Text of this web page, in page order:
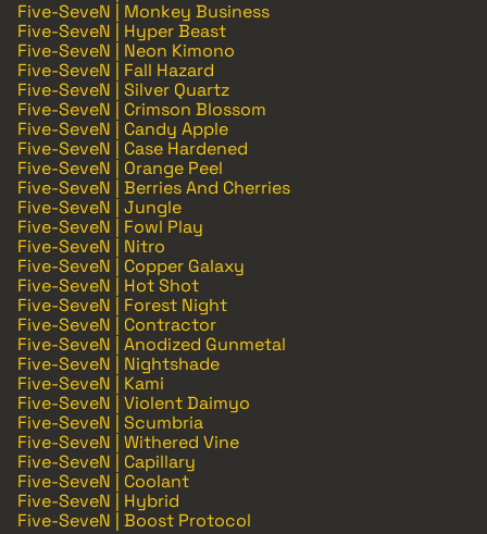
Five-SeveN | Monkey Business
Five-SeveN | Hyper Beast
Five-SeveN | Neon Kimono
Five-SeveN | Fall Hazard
Five-SeveN | Silver Quartz
Five-SeveN | Crimson Blossom
Five-SeveN | Candy Apple
Five-SeveN | Case Hardened
Five-SeveN | Orange Peel
Five-SeveN | Berries And Cherries
Five-SeveN | Jungle
Five-SeveN | Fowl Play
Five-SeveN | Nitro
Five-SeveN | Copper Galaxy
Five-SeveN | Hot Shot
Five-SeveN | Forest Night
Five-SeveN | Contractor
Five-SeveN | Anodized Gunmetal
Five-SeveN | Nightshade
Five-SeveN | Kami
Five-SeveN | Violent Daimyo
Five-SeveN | Scumbria
Five-SeveN | Withered Vine
Five-SeveN | Capillary
Five-SeveN | Coolant
Five-SeveN | Hybrid
Five-SeveN | Boost Protocol